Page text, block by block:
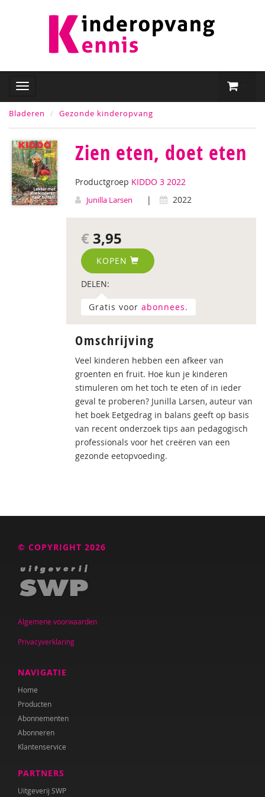
Bladeren Gezonde kinderopvang
Zien eten, doet eten
Productgroep KIDDO 3 2022
Junilla Larsen | 2022
€ 3,95
KOPEN
DELEN:
Gratis voor abonnees.
Omschrijving
Veel kinderen hebben een afkeer van
groenten en fruit. Hoe kun je kinderen
stimuleren om het toch te eten of in ieder
geval te proberen? Junilla Larsen, auteur van
het boek Eetgedrag in balans geeft op basis
van recent onderzoek tips aan pedagogisch
professionals voor het creëren van een
gezonde eetopvoeding.
© COPYRIGHT 2026
Algemene voorwaarden
Privacyverklaring
NAVIGATIE
Home
Producten
Abonnementen
Abonneren
Klantenservice
PARTNERS
Uitgeverij SWP